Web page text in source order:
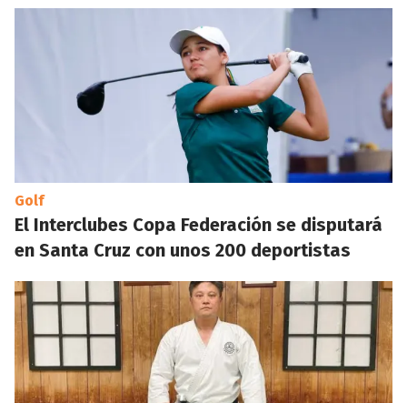
Golf
El Interclubes Copa Federación se disputará
en Santa Cruz con unos 200 deportistas